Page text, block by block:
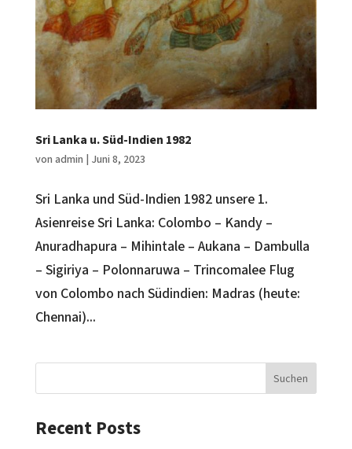
Sri Lanka u. Süd-Indien 1982
von admin | Juni 8, 2023
Sri Lanka und Süd-Indien 1982 unsere 1.
Asienreise Sri Lanka: Colombo – Kandy –
Anuradhapura – Mihintale – Aukana – Dambulla
– Sigiriya – Polonnaruwa – Trincomalee Flug
von Colombo nach Südindien: Madras (heute:
Chennai)...
Suchen
Recent Posts